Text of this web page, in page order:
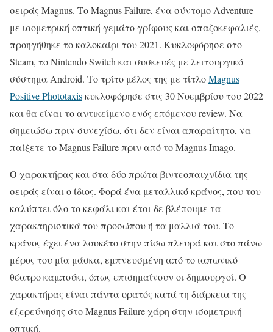
σειράς Magnus. Το Magnus Failure, ένα σύντομο Adventure
με ισομετρική οπτική γεμάτο γρίφους και σπαζοκεφαλιές,
προηγήθηκε το καλοκαίρι του 2021. Κυκλοφόρησε στο
Steam, το Nintendo Switch και συσκευές με λειτουργικό
σύστημα Android. Το τρίτο μέλος της με τίτλοMagnus
Positive Phototaxisκυκλοφόρησε στις 30 Νοεμβρίου του 2022
και θα είναι το αντικείμενο ενός επόμενου review. Να
σημειώσω πριν συνεχίσω, ότι δεν είναι απαραίτητο, να
παίξετε το Magnus Failure πριν από το Magnus Imago.
Ο χαρακτήρας και στα δύο πρώτα βιντεοπαιχνίδια της
σειράς είναι ο ίδιος. Φορά ένα μεταλλικό κράνος, που του
καλύπτει όλο το κεφάλι και έτσι δε βλέπουμε τα
χαρακτηριστικά του προσώπου ή τα μαλλιά του. Το
κράνος έχει ένα λουκέτο στην πίσω πλευρά και στο πάνω
μέρος του μία μάσκα, εμπνευσμένη από το ιαπωνικό
θέατρο καμπούκι, όπως επισημαίνουν οι δημιουργοί. Ο
χαρακτήρας είναι πάντα ορατός κατά τη διάρκεια της
εξερεύνησης στο Magnus Failure χάρη στην ισομετρική
οπτική.